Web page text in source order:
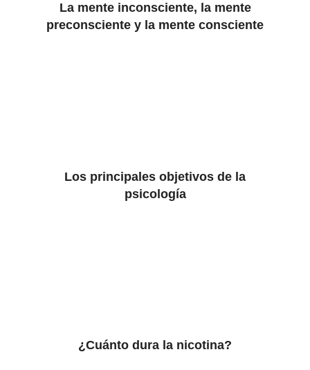
La mente inconsciente, la mente
preconsciente y la mente consciente
Los principales objetivos de la
psicología
¿Cuánto dura la nicotina?